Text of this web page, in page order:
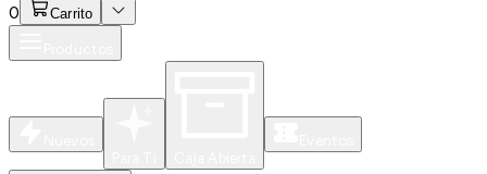
0 Carrito